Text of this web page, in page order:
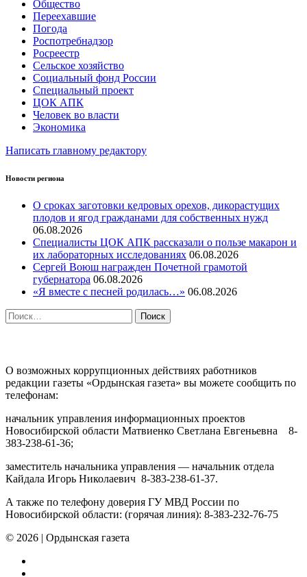
Общество
Переехавшие
Погода
Роспотребнадзор
Росреестр
Сельское хозяйство
Социальный фонд России
Специальный проект
ЦОК АПК
Человек во власти
Экономика
Написать главному редактору
Новости региона
О сроках заготовки кедровых орехов, дикорастущих
плодов и ягод гражданами для собственных нужд
06.08.2026
Специалисты ЦОК АПК рассказали о пользе макарон и
их лабораторных исследованиях 06.08.2026
Сергей Воюш награжден Почетной грамотой
губернатора 06.08.2026
«Я вместе с песней родилась…» 06.08.2026
Найти:
О возможных коррупционных действиях работников
редакции газеты «Ордынская газета» вы можете сообщить по
телефонам:
начальник управления информационных проектов
Новосибирской области Матвиенко Светлана Евгеньевна 8-
383-238-61-36;
заместитель начальника управления — начальник отдела
Кайдала Игорь Николаевич 8-383-238-61-37.
А также по телефону доверия ГУ МВД России по
Новосибирской области: (горячая линия): 8-383-232-76-75
© 2026 | Ордынская газета